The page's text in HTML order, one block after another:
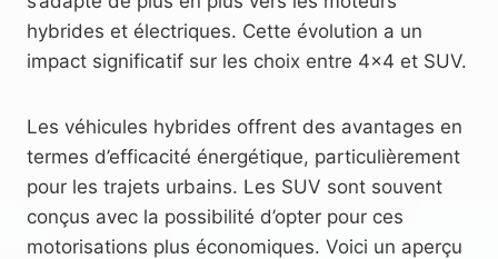
hybrides et électriques. Cette évolution a un
impact significatif sur les choix entre 4×4 et SUV.
Les véhicules hybrides offrent des avantages en
termes d’efficacité énergétique, particulièrement
pour les trajets urbains. Les SUV sont souvent
conçus avec la possibilité d’opter pour ces
motorisations plus économiques. Voici un aperçu